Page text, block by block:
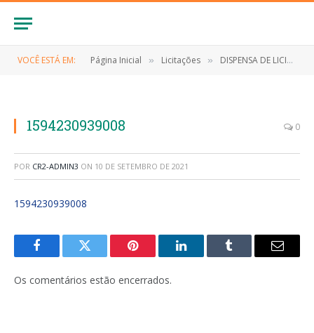
VOCÊ ESTÁ EM: Página Inicial » Licitações » DISPENSA DE LICITAÇÃO Nº 018/2020 (Contratação de empresa para aquisição de equipamentos de proteção individual-EPI de interesse da Secretaria Municipal de Assistência Social, referente às medidas de enfrentamento ao Novo Coronavírus (Covid-19))
1594230939008 0
POR CR2-ADMIN3 ON 10 DE SETEMBRO DE 2021
1594230939008
FacebookTwitter Pinterest LinkedInTumblr
E-
Os comentários estão encerrados.